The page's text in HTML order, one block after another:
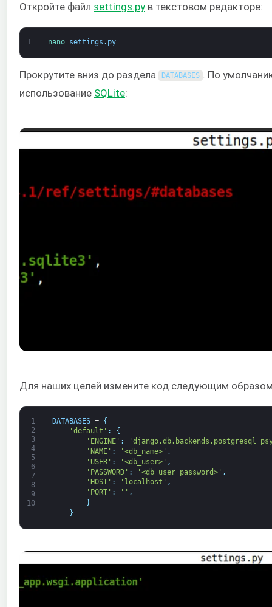
Откройте файл settings.py в текстовом редакторе:
1 nano settings . py
Прокрутите вниз до раздела DATABASES . По
использование SQLite:
Для наших целей измените код следующим
1
2
3
4
5
6
7
8
9
10
DATABASES =
{
'default' :
{
'ENGINE' :
'NAME' : '<db_name>' ,
'USER' : '<db_user>' ,
'PASSWORD' : '<db_user_password>' ,
'HOST' : 'localhost' ,
'PORT' : '' ,
}
}